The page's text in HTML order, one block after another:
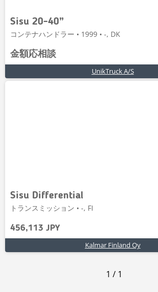
Sisu 20-40”
コンテナハンドラー • 1999 • -, DK
金額応相談
UnikTruck A/S
Sisu Differential
トランスミッション • -, FI
456,113 JPY
Kalmar Finland Oy
1 / 1